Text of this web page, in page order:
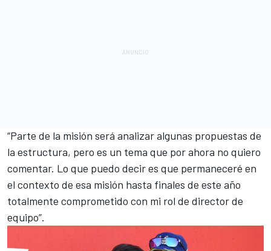
“Parte de la misión será analizar algunas propuestas de
la estructura, pero es un tema que por ahora no quiero
comentar. Lo que puedo decir es que permaneceré en
el contexto de esa misión hasta finales de este año
totalmente comprometido con mi rol de director de
equipo”.